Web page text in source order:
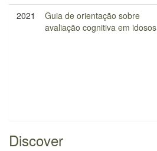
2021
Guia de orientação sobre
avaliação cognitiva em idosos
Discover